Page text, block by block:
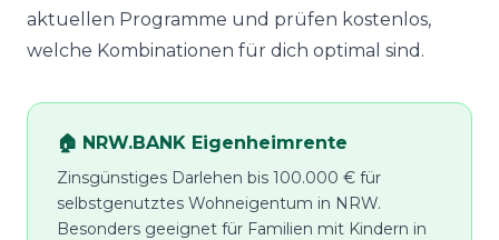
aktuellen Programme und prüfen kostenlos,
welche Kombinationen für dich optimal sind.
🏠 NRW.BANK Eigenheimrente
Zinsgünstiges Darlehen bis 100.000 € für
selbstgenutztes Wohneigentum in NRW.
Besonders geeignet für Familien mit Kindern in